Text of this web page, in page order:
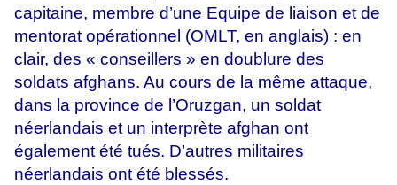
capitaine, membre d’une Equipe de liaison et de
mentorat opérationnel (OMLT, en anglais) : en
clair, des « conseillers » en doublure des
soldats afghans. Au cours de la même attaque,
dans la province de l’Oruzgan, un soldat
néerlandais et un interprète afghan ont
également été tués. D’autres militaires
néerlandais ont été blessés.